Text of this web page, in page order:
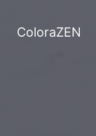
ColoraZEN